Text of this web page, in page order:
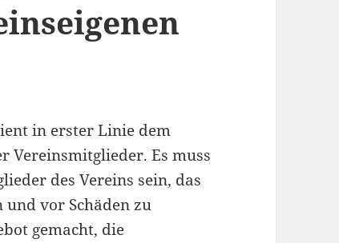
in erster Linie dem
Vereinsmitglieder. Es muss
des Vereins sein, das
und vor Schäden zu
gemacht, die